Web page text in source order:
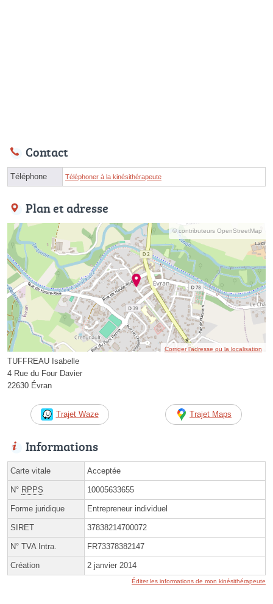
Contact
Téléphone Téléphoner à la kinésithérapeute
Plan et adresse
© contributeurs OpenStreetMap
Corriger l’adresse ou la localisation
TUFFREAU Isabelle
4 Rue du Four Davier
22630 Évran
Trajet Waze Trajet Maps
Informations
Carte vitale Acceptée
N° RPPS 10005633655
Forme juridique Entrepreneur individuel
SIRET 37838214700072
N° TVA Intra. FR73378382147
Création 2 janvier 2014
Éditer les informations de mon kinésithérapeute